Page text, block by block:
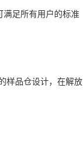
足所有用户的标准
样品仓设计，在解放